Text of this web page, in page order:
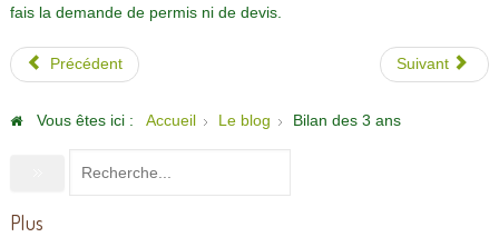
fais la demande de permis ni de devis.
Précédent Suivant
Vous êtes ici : Accueil Le blog Bilan des 3 ans
Plus